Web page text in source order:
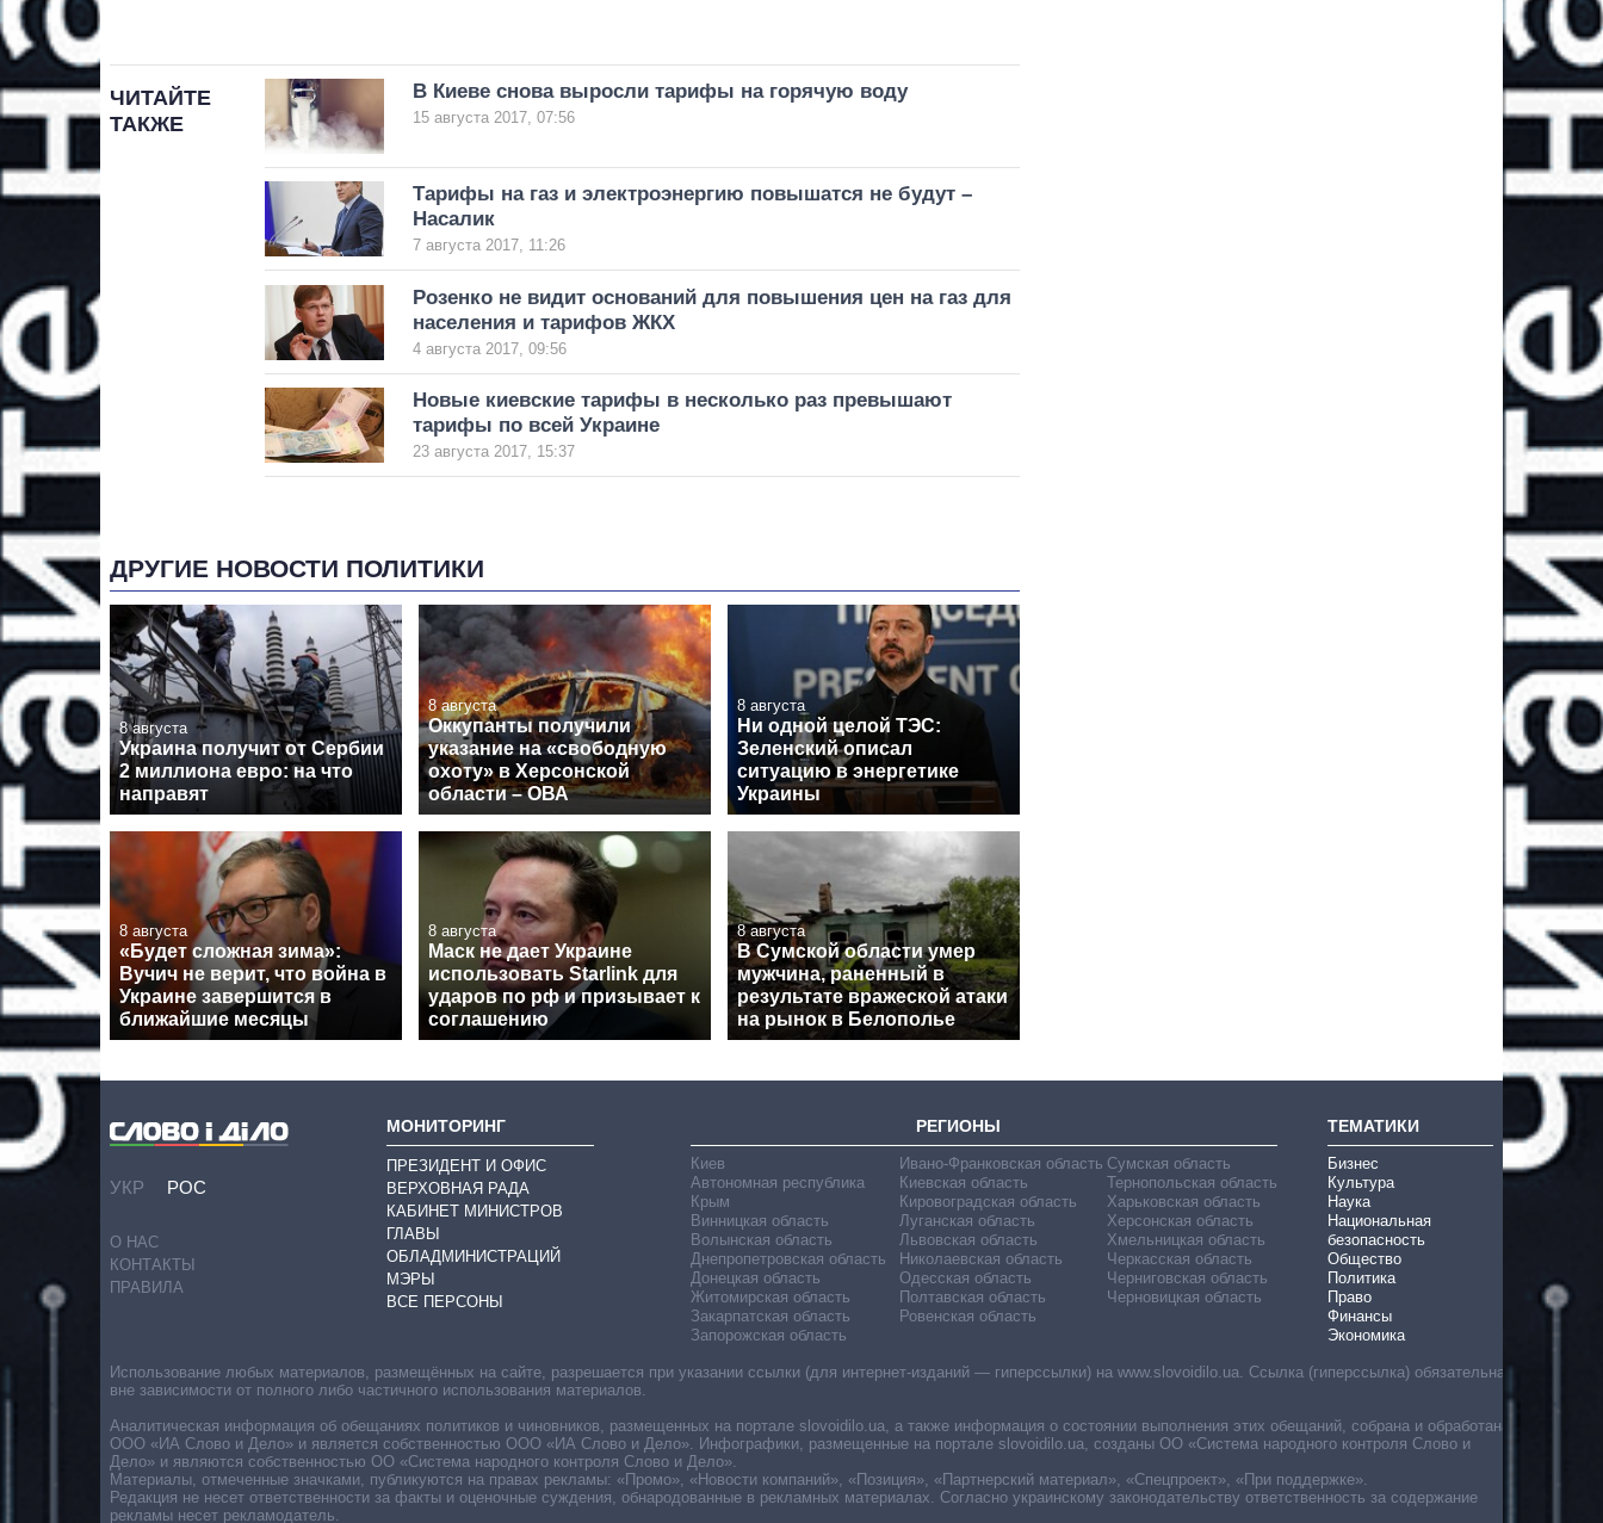
ЧИТАЙТЕ
ТАКЖЕ
В Киеве снова выросли тарифы на горячую воду
15 августа 2017, 07:56
Тарифы на газ и электроэнергию повышатся не будут –
Насалик
7 августа 2017, 11:26
Розенко не видит оснований для повышения цен на газ для
населения и тарифов ЖКХ
4 августа 2017, 09:56
Новые киевские тарифы в несколько раз превышают
тарифы по всей Украине
23 августа 2017, 15:37
ДРУГИЕ НОВОСТИ ПОЛИТИКИ
8 августа
Украина получит от Сербии
2 миллиона евро: на что
направят
8 августа
Оккупанты получили
указание на «свободную
охоту» в Херсонской
области – ОВА
8 августа
Ни одной целой ТЭС:
Зеленский описал
ситуацию в энергетике
Украины
8 августа
«Будет сложная зима»:
Вучич не верит, что война в
Украине завершится в
ближайшие месяцы
8 августа
Маск не дает Украине
использовать Starlink для
ударов по рф и призывает к
соглашению
8 августа
В Сумской области умер
мужчина, раненный в
результате вражеской атаки
на рынок в Белополье
УКР РОС
О НАС
КОНТАКТЫ
ПРАВИЛА
МОНИТОРИНГ
ПРЕЗИДЕНТ И ОФИС
ВЕРХОВНАЯ РАДА
КАБИНЕТ МИНИСТРОВ
ГЛАВЫ
ОБЛАДМИНИСТРАЦИЙ
МЭРЫ
ВСЕ ПЕРСОНЫ
РЕГИОНЫ
Киев
Автономная республика
Крым
Винницкая область
Волынская область
Днепропетровская область
Донецкая область
Житомирская область
Закарпатская область
Запорожская область
Ивано-Франковская область
Киевская область
Кировоградская область
Луганская область
Львовская область
Николаевская область
Одесская область
Полтавская область
Ровенская область
Сумская область
Тернопольская область
Харьковская область
Херсонская область
Хмельницкая область
Черкасская область
Черниговская область
Черновицкая область
ТЕМАТИКИ
Бизнес
Культура
Наука
Национальная
безопасность
Общество
Политика
Право
Финансы
Экономика
Использование любых материалов, размещённых на сайте, разрешается при указании ссылки (для интернет-изданий — гиперссылки) на www.slovoidilo.ua. Ссылка (гиперссылка) обязательна
вне зависимости от полного либо частичного использования материалов.
Аналитическая информация об обещаниях политиков и чиновников, размещенных на портале slovoidilo.ua, а также информация о состоянии выполнения этих обещаний, собрана и обработана
ООО «ИА Слово и Дело» и является собственностью ООО «ИА Слово и Дело». Инфографики, размещенные на портале slovoidilo.ua, созданы ОО «Система народного контроля Слово и
Дело» и являются собственностью ОО «Система народного контроля Слово и Дело».
Материалы, отмеченные значками, публикуются на правах рекламы: «Промо», «Новости компаний», «Позиция», «Партнерский материал», «Спецпроект», «При поддержке».
Редакция не несет ответственности за факты и оценочные суждения, обнародованные в рекламных материалах. Согласно украинскому законодательству ответственность за содержание
рекламы несет рекламодатель.